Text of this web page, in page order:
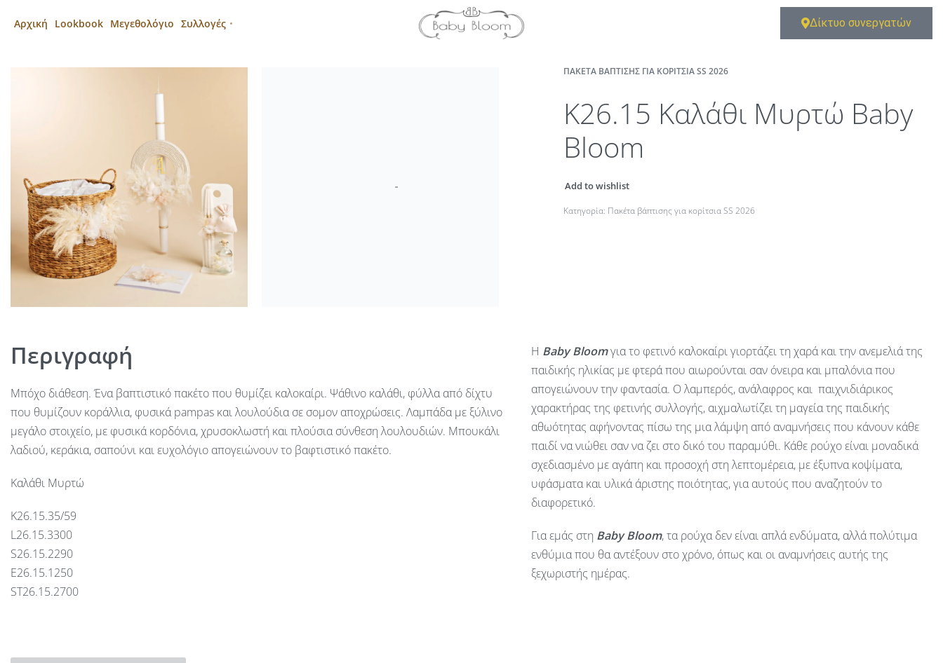
Αρχική Lookbook Μεγεθολόγιο Συλλογές Δίκτυο συνεργατών
ΠΑΚΈΤΑ ΒΆΠΤΙΣΗΣ ΓΙΑ ΚΟΡΊΤΣΙΑ SS 2026
K26.15 Καλάθι Μυρτώ Baby
Bloom
Add to wishlist
Κατηγορία: Πακέτα βάπτισης για κορίτσια SS 2026
Περιγραφή
Μπόχο διάθεση. Ένα βαπτιστικό πακέτο που θυμίζει καλοκαίρι. Ψάθινο καλάθι, φύλλα από δίχτυ
που θυμίζουν κοράλλια, φυσικά pampas και λουλούδια σε σομον αποχρώσεις. Λαμπάδα με ξύλινο
μεγάλο στοιχείο, με φυσικά κορδόνια, χρυσοκλωστή και πλούσια σύνθεση λουλουδιών. Μπουκάλι
λαδιού, κεράκια, σαπούνι και ευχολόγιο απογειώνουν το βαφτιστικό πακέτο.
Καλάθι Μυρτώ
Κ26.15.35/59
L26.15.3300
S26.15.2290
E26.15.1250
ST26.15.2700
Η Baby Bloomγια το φετινό καλοκαίρι γιορτάζει τη χαρά και την ανεμελιά της
παιδικής ηλικίας με φτερά που αιωρούνται σαν όνειρα και μπαλόνια που
απογειώνουν την φαντασία. Ο λαμπερός, ανάλαφρος και παιχνιδιάρικος
χαρακτήρας της φετινής συλλογής, αιχμαλωτίζει τη μαγεία της παιδικής
αθωότητας αφήνοντας πίσω της μια λάμψη από αναμνήσεις που κάνουν κάθε
παιδί να νιώθει σαν να ζει στο δικό του παραμύθι. Κάθε ρούχο είναι μοναδικά
σχεδιασμένο με αγάπη και προσοχή στη λεπτομέρεια, με έξυπνα κοψίματα,
υφάσματα και υλικά άριστης ποιότητας, για αυτούς που αναζητούν το
διαφορετικό.
Για εμάς στη Baby Bloom, τα ρούχα δεν είναι απλά ενδύματα, αλλά πολύτιμα
ενθύμια που θα αντέξουν στο χρόνο, όπως και οι αναμνήσεις αυτής της
ξεχωριστής ημέρας.